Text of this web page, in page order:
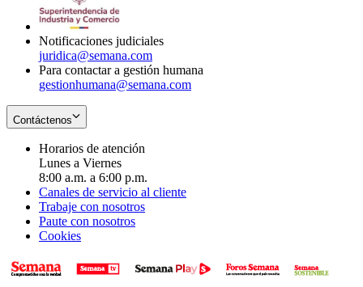
Notificaciones judiciales
juridica@semana.com
Para contactar a gestión humana
gestionhumana@semana.com
Contáctenos
Horarios de atención
Lunes a Viernes
8:00 a.m. a 6:00 p.m.
Canales de servicio al cliente
Trabaje con nosotros
Paute con nosotros
Cookies